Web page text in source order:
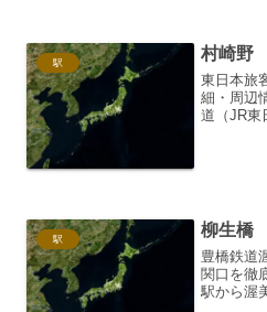
駅 村崎野
東日本旅
細・周辺
道（JR東
駅 柳生橋
豊橋鉄道
関口を徹
駅から渥